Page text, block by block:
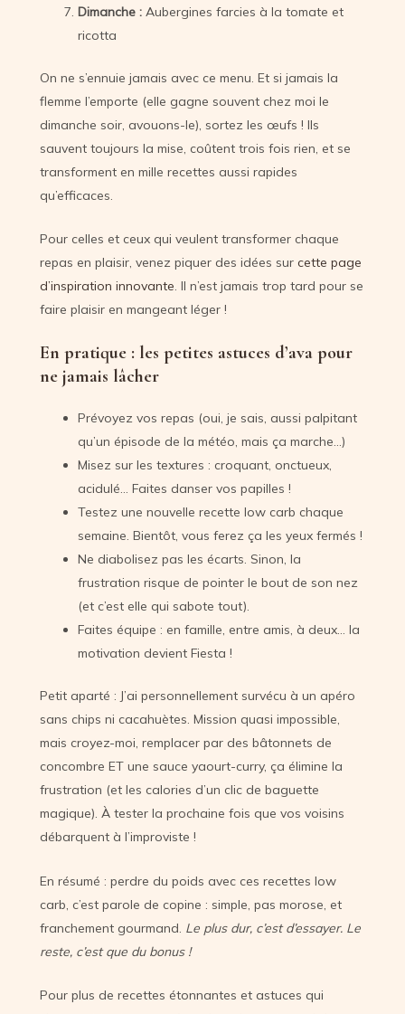
Dimanche : Aubergines farcies à la tomate et
ricotta
On ne s’ennuie jamais avec ce menu. Et si jamais la
flemme l’emporte (elle gagne souvent chez moi le
dimanche soir, avouons-le), sortez les œufs ! Ils
sauvent toujours la mise, coûtent trois fois rien, et se
transforment en mille recettes aussi rapides
qu’efficaces.
Pour celles et ceux qui veulent transformer chaque
repas en plaisir, venez piquer des idées sur cette page
d’inspiration innovante. Il n’est jamais trop tard pour se
faire plaisir en mangeant léger !
En pratique : les petites astuces d’ava pour
ne jamais lâcher
Prévoyez vos repas (oui, je sais, aussi palpitant
qu’un épisode de la météo, mais ça marche…)
Misez sur les textures : croquant, onctueux,
acidulé… Faites danser vos papilles !
Testez une nouvelle recette low carb chaque
semaine. Bientôt, vous ferez ça les yeux fermés !
Ne diabolisez pas les écarts. Sinon, la
frustration risque de pointer le bout de son nez
(et c’est elle qui sabote tout).
Faites équipe : en famille, entre amis, à deux… la
motivation devient Fiesta !
Petit aparté : J’ai personnellement survécu à un apéro
sans chips ni cacahuètes. Mission quasi impossible,
mais croyez-moi, remplacer par des bâtonnets de
concombre ET une sauce yaourt-curry, ça élimine la
frustration (et les calories d’un clic de baguette
magique). À tester la prochaine fois que vos voisins
débarquent à l’improviste !
En résumé : perdre du poids avec ces recettes low
carb, c’est parole de copine : simple, pas morose, et
franchement gourmand. Le plus dur, c’est d’essayer. Le
reste, c’est que du bonus !
Pour plus de recettes étonnantes et astuces qui